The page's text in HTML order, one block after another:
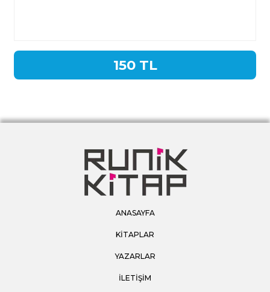
150 TL
ANASAYFA
KİTAPLAR
YAZARLAR
İLETİŞİM